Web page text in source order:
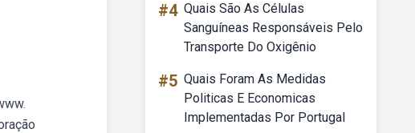
#4 Quais São As Células
Sanguíneas Responsáveis Pelo
Transporte Do Oxigênio
#5 Quais Foram As Medidas
Politicas E Economicas
Implementadas Por Portugal